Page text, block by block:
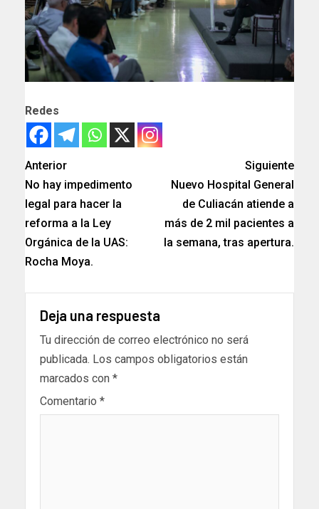
Redes
Anterior
No hay impedimento
legal para hacer la
reforma a la Ley
Orgánica de la UAS:
Rocha Moya.
Siguiente
Nuevo Hospital General
de Culiacán atiende a
más de 2 mil pacientes a
la semana, tras apertura.
Deja una respuesta
Tu dirección de correo electrónico no será
publicada. Los campos obligatorios están
marcados con *
Comentario *